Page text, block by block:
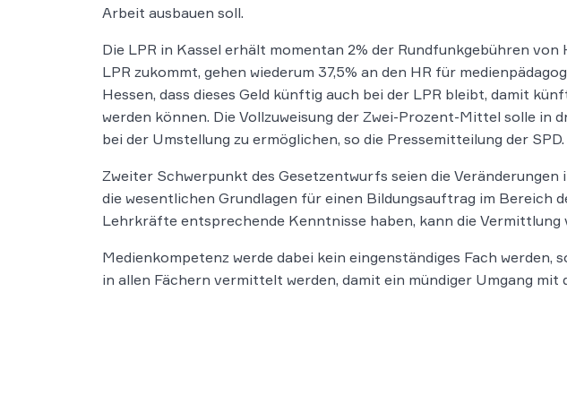
Arbeit ausbauen soll.
Die LPR in Kassel erhält momentan 2% der Rundfunkgebühren von
LPR zukommt, gehen wiederum 37,5% an den HR für
Hessen, dass dieses Geld künftig auch bei der LPR bleibt, damit
werden können. Die Vollzuweisung der Zwei-Prozent-Mittel solle in
bei der Umstellung zu ermöglichen, so die Pressemitteilung der SPD.
Zweiter Schwerpunkt des Gesetzentwurfs seien die
die wesentlichen Grundlagen für einen Bildungsauftrag im Bereich
Lehrkräfte entsprechende Kenntnisse haben, kann die Vermittlung
Medienkompetenz werde dabei kein eingenständiges Fach
in allen Fächern vermittelt werden, damit ein mündiger Umgang mit